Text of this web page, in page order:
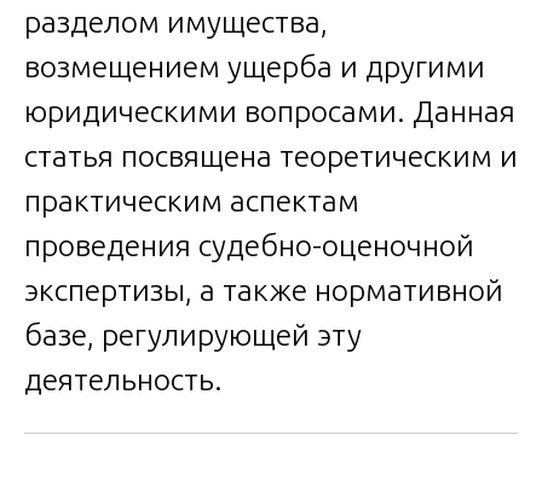
разделом имущества,
возмещением ущерба и другими
юридическими вопросами. Данная
статья посвящена теоретическим и
практическим аспектам
проведения судебно-оценочной
экспертизы, а также нормативной
базе, регулирующей эту
деятельность.